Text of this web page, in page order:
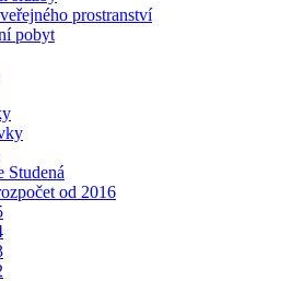
prostranství
pobyt
Studená
od 2016